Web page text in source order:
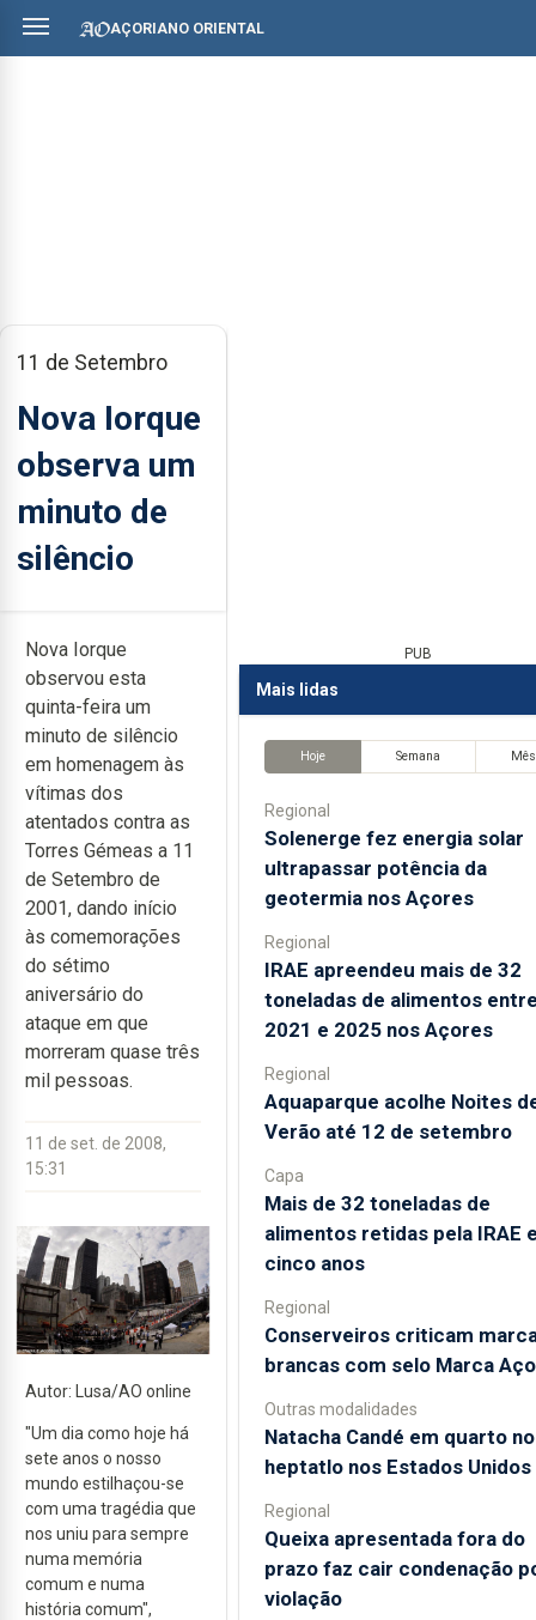
AÇORIANO ORIENTAL
11 de Setembro
Nova Iorque
observa um
minuto de
silêncio
Nova Iorque
observou esta
quinta-feira um
minuto de silêncio
em homenagem às
vítimas dos
atentados contra as
Torres Gémeas a 11
de Setembro de
2001, dando início
às comemorações
do sétimo
aniversário do
ataque em que
morreram quase três
mil pessoas.
11 de set. de 2008,
15:31
Autor: Lusa/AO online
"Um dia como hoje há
sete anos o nosso
mundo estilhaçou-se
com uma tragédia que
nos uniu para sempre
numa memória
comum e numa
história comum",
PUB
Mais lidas
Hoje Semana Mês
Regional
Solenerge fez energia solar
ultrapassar potência da
geotermia nos Açores
Regional
IRAE apreendeu mais de 32
toneladas de alimentos
2021 e 2025 nos Açores
Regional
Aquaparque acolhe Noites
Verão até 12 de setembro
Capa
Mais de 32 toneladas de
alimentos retidas pela IRAE
cinco anos
Regional
Conserveiros criticam
brancas com selo Marca
Outras modalidades
Natacha Candé em quarto no
heptatlo nos Estados Unidos
Regional
Queixa apresentada fora do
prazo faz cair condenação
violação